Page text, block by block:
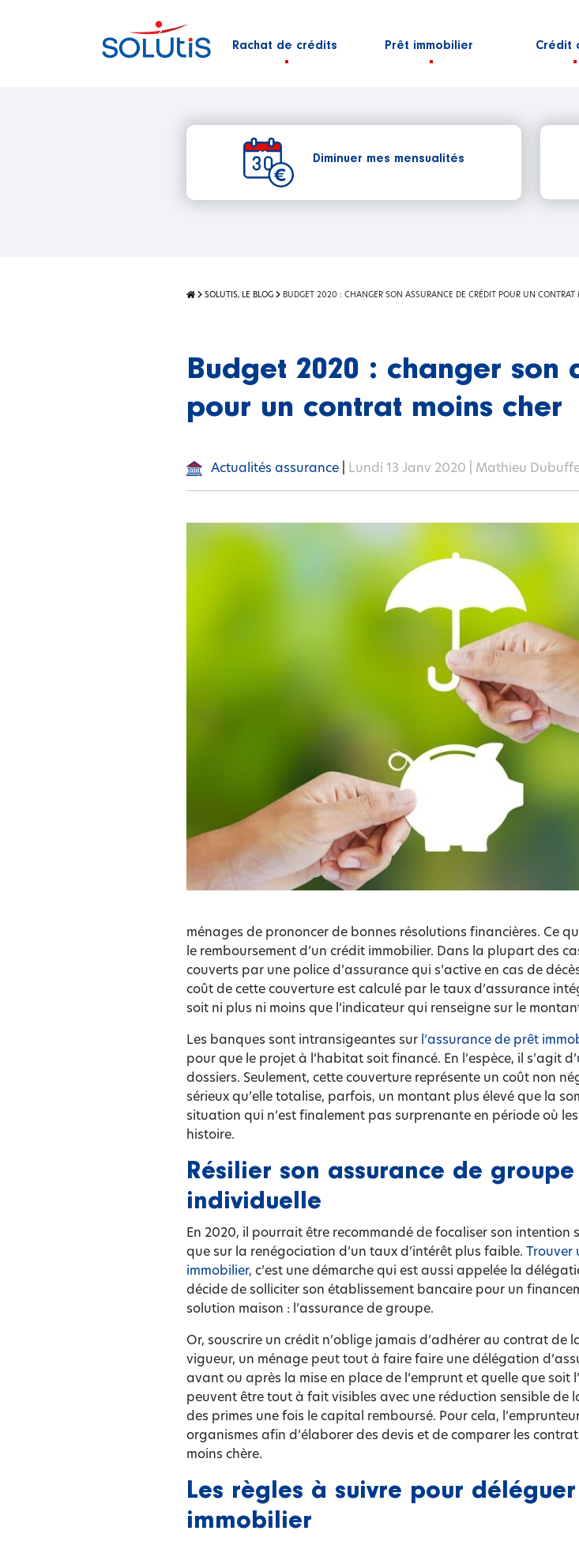
Rachat de crédits Prêt immobilier Crédit
Diminuer mes mensualités
SOLUTIS, LE BLOG BUDGET 2020 : CHANGER SON ASSURANCE DE CRÉDIT POUR UN CONTRAT
Budget 2020 : changer son
pour un contrat moins cher
Actualités assurance Lundi 13 Janv 2020 | Mathieu
ménages de prononcer de bonnes résolutions financières. Ce
le remboursement d’un crédit immobilier. Dans la plupart des
couverts par une police d’assurance qui s’active en cas de
coût de cette couverture est calculé par le taux d’assurance
soit ni plus ni moins que l’indicateur qui renseigne sur le
Les banques sont intransigeantes sur l’assurance de prêt
pour que le projet à l’habitat soit financé. En l’espèce, il s’agit
dossiers. Seulement, cette couverture représente un coût non
sérieux qu’elle totalise, parfois, un montant plus élevé que la
situation qui n’est finalement pas surprenante en période où
histoire.
Résilier son assurance de
individuelle
En 2020, il pourrait être recommandé de focaliser son
que sur la renégociation d’un taux d’intérêt plus faible. Trouver
immobilier, c’est une démarche qui est aussi appelée la
décide de solliciter son établissement bancaire pour un
solution maison : l’assurance de groupe.
Or, souscrire un crédit n’oblige jamais d’adhérer au contrat
vigueur, un ménage peut tout à faire faire une délégation
avant ou après la mise en place de l’emprunt et quelle que soit
peuvent être tout à fait visibles avec une réduction sensible de
des primes une fois le capital remboursé. Pour cela,
organismes afin d’élaborer des devis et de comparer les
moins chère.
Les règles à suivre pour
immobilier